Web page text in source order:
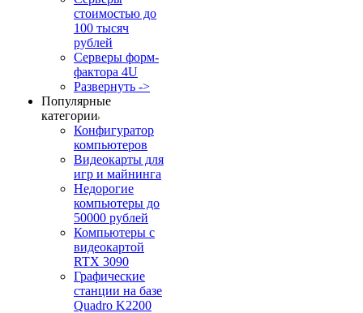
стоимостью до
100 тысяч
рублей
Серверы форм-
фактора 4U
Развернуть ->
Популярные
категории
Конфигуратор
компьютеров
Видеокарты для
игр и майнинга
Недорогие
компьютеры до
50000 рублей
Компьютеры с
видеокартой
RTX 3090
Графические
станции на базе
Quadro K2200